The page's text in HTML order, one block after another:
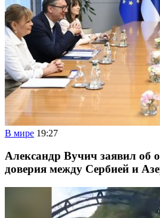
В мире 19:27
Александр Вучич заявил об
доверия между Сербией и